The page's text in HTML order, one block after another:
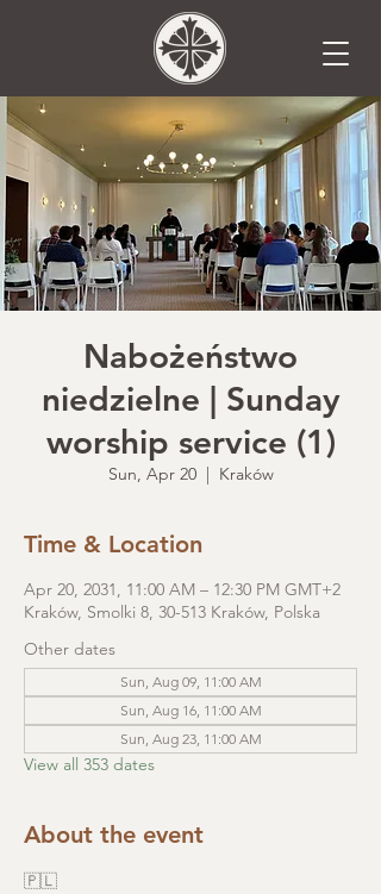
Nabożeństwo
niedzielne | Sunday
worship service (1)
Sun, Apr 20
  |
Kraków
Time & Location
Apr 20, 2031, 11:00 AM – 12:30 PM GMT+2
Kraków, Smolki 8, 30-513 Kraków, Polska
Other dates
Sun, Aug 09, 11:00 AM
Sun, Aug 16, 11:00 AM
Sun, Aug 23, 11:00 AM
View all 353 dates
About the event
🇵🇱